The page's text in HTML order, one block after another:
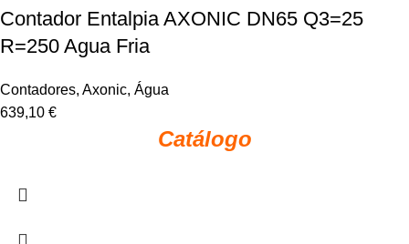
Contador Entalpia AXONIC DN65 Q3=25
R=250 Agua Fria
Contadores, Axonic, Água
639,10 €
Catálogo